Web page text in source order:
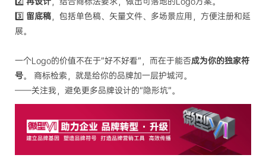
3️⃣ 留底稿，包括单色稿、矢量文件、多场景应用，方便注册和延
展。
一个Logo的价值不在于“好不好看”，而在于能否成为你的独家符
号。 商标检索，就是给你的品牌加一层护城河。
——关注我，避免更多品牌设计的“隐形坑”。